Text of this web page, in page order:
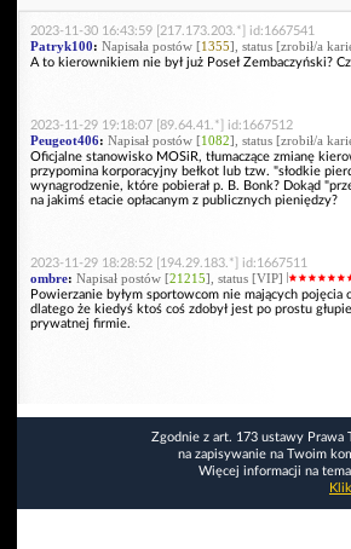
2023-11-30 16:43:59 [217.173.203.*] id:1667541
Patryk100: Napisała postów [1355], status [zrobił/a
A to kierownikiem nie był już Poseł Zembaczyński?
2023-11-29 19:18:07 [89.64.41.*] id:1667512
Peugeot406: Napisał postów [1082], status [zrobił/a
Oficjalne stanowisko MOSiR, tłumaczące zmianę
przypomina korporacyjny bełkot lub tzw. "słodkie
wynagrodzenie, które pobierał p. B. Bonk? Dokąd
na jakimś etacie opłacanym z publicznych pieniędzy?
2023-11-29 18:28:52 [194.29.183.*] id:1667511
ombre: Napisał postów [21215], status [VIP]
Powierzanie byłym sportowcom nie mających
dlatego że kiedyś ktoś coś zdobył jest po prostu
prywatnej firmie.
Zgodnie z art. 173 ustawy Prawa
na zapisywanie na Twoim
Więcej informacji na